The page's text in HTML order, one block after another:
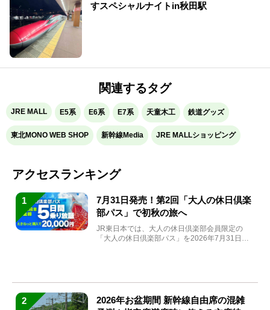
すスペシャルナイトin秋田駅
関連するタグ
JRE MALL E5系 E6系 E7系 天童木工 鉄道グッズ
東北MONO WEB SHOP 新幹線Media JRE MALLショッピング
アクセスランキング
1
7月31日発売！第2回「大人の休日倶楽
部パス」で初秋の旅へ
JR東日本では、大人の休日倶楽部会員限定の
「大人の休日倶楽部パス」を2026年7月31日
2
2026年お盆期間 新幹線自由席の混雑